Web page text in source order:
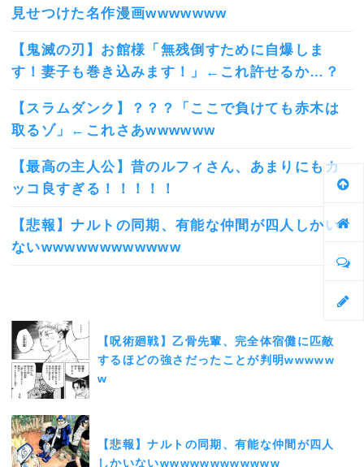
見せつけた名作漫画wwwwwww
【鬼滅の刃】お館様「無残倒すために自爆しま
す！妻子も巻き込みます！」←これ許せるか…？
【スラムダンク】？？？「ここで負けても赤木は
取るゾ」←これさあwwwwww
【最高の主人公】昔のルフィさん、あまりにもカ
ッコ良すぎる！！！！！
【悲報】ナルトの同期、有能な仲間が四人しかい
ないwwwwwwwwwwww
【呪術廻戦】乙骨先輩、完全体宿儺に匹敵
するほどの強さだったことが判明wwwww
w
【悲報】ナルトの同期、有能な仲間が四人
しかいないwwwwwwwwwwww